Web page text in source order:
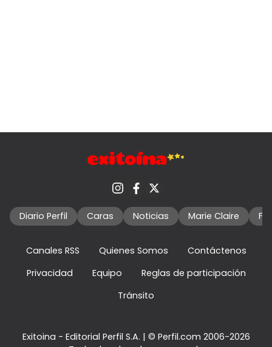
Diario Perfil Caras Noticias Marie Claire
Canales RSS Quienes Somos
Contáctenos
Privacidad
Equipo
Reglas de participación
Tránsito
Exitoina - Editorial Perfil S.A. | © Perfil.com 2006-2026